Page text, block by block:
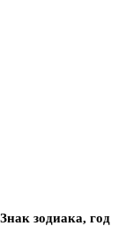
Знак зодиака, год